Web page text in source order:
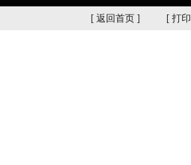
[ 返回首页 ] [ 打印